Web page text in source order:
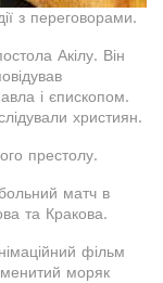
з переговорами.
Акілу. Він
і єпископом.
християн.
престолу.
матч в
та Кракова.
фільм
моряк